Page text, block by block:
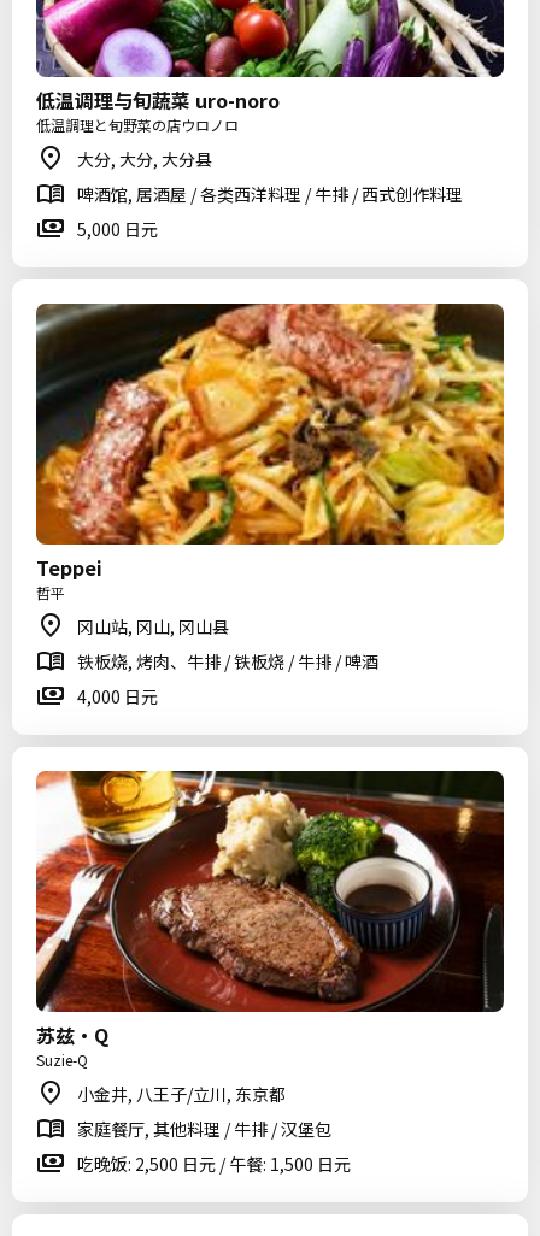
低温调理与旬蔬菜 uro-noro
低温調理と旬野菜の店ウロノロ
大分, 大分, 大分县
啤酒馆, 居酒屋 / 各类西洋料理 / 牛排 / 西式创作料理
5,000 日元
Teppei
哲平
冈山站, 冈山, 冈山县
铁板烧, 烤肉、牛排 / 铁板烧 / 牛排 / 啤酒
4,000 日元
苏兹·Q
Suzie-Q
小金井, 八王子/立川, 东京都
家庭餐厅, 其他料理 / 牛排 / 汉堡包
吃晚饭: 2,500 日元 / 午餐: 1,500 日元